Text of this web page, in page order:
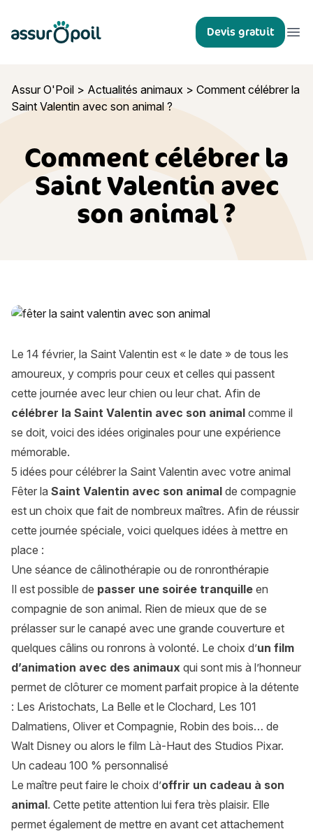
Assur O'Poil Devis gratuit
Assur O'Poil > Actualités animaux > Comment célébrer la
Saint Valentin avec son animal ?
Comment célébrer la
Saint Valentin avec
son animal ?
Comment célébrer la Saint Valentin avec son animal ?
Le 14 février, la Saint Valentin est « le date » de tous les
amoureux, y compris pour ceux et celles qui passent
cette journée avec leur chien ou leur chat. Afin de
célébrer la Saint Valentin avec son animal comme il
se doit, voici des idées originales pour une expérience
mémorable.
5 idées pour célébrer la Saint Valentin avec votre animal
Fêter la Saint Valentin avec son animal de compagnie
est un choix que fait de nombreux maîtres. Afin de réussir
cette journée spéciale, voici quelques idées à mettre en
place :
Une séance de câlinothérapie ou de ronronthérapie
Il est possible de passer une soirée tranquille en
compagnie de son animal. Rien de mieux que de se
prélasser sur le canapé avec une grande couverture et
quelques câlins ou ronrons à volonté. Le choix d’un film
d’animation avec des animaux qui sont mis à l’honneur
permet de clôturer ce moment parfait propice à la détente
: Les Aristochats, La Belle et le Clochard, Les 101
Dalmatiens, Oliver et Compagnie, Robin des bois… de
Walt Disney ou alors le film Là-Haut des Studios Pixar.
Un cadeau 100 % personnalisé
Le maître peut faire le choix d’offrir un cadeau à son
animal. Cette petite attention lui fera très plaisir. Elle
permet également de mettre en avant cet attachement